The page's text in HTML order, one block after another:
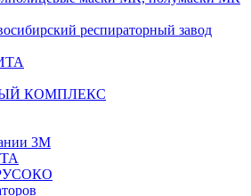
респираторный завод
КОМПЛЕКС
3M